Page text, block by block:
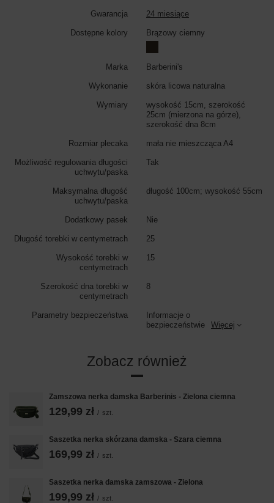
Czy nerka jest wygodna i praktyczna na co dzień?
Tak, dzięki uniwersalnej formie i wygodzie noszenia jest to niezwykle
praktyczny i stylowy dodatek na spacer, zakupy lub krótki wyjazd.
Jak długi jest pasek do saszetki?
Saszetka posiada szeroki, dopinany pasek z ośmiostopniową regulacją,
którego maksymalna długość to 100 cm.
Co mogę zmieścić w środku?
niezbędny telefon i portfel, a drobne kosmetyki znajdą miejsce w
Gwarancja 24 miesiące
Dostępne kolory Brązowy ciemny
Marka Barberini's
Wykonanie skóra licowa naturalna
Wymiary
wysokość 15cm, szerokość
25cm (mierzona na górze),
szerokość dna 8cm
Rozmiar plecaka mała nie mieszcząca A4
Możliwość regulowania długości
uchwytu/paska
Tak
Maksymalna długość
uchwytu/paska
długość 100cm; wysokość 55cm
Dodatkowy pasek Nie
Długość torebki w centymetrach 25
Wysokość torebki w
centymetrach
15
Szerokość dna torebki w
centymetrach
8
Parametry bezpieczeństwa
Informacje o
bezpieczeństwie
Więcej
Zobacz również
Zamszowa nerka damska Barberinis - Zielona ciemna
129,99 zł / szt.
Saszetka nerka skórzana damska - Szara ciemna
169,99 zł / szt.
Saszetka nerka damska zamszowa - Zielona
199,99 zł / szt.